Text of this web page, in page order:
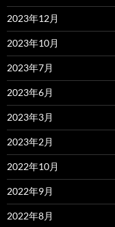
2023年12月
2023年10月
2023年7月
2023年6月
2023年3月
2023年2月
2022年10月
2022年9月
2022年8月